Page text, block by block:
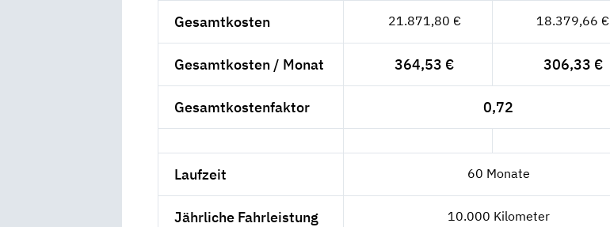
Gesamtkosten 21.871,80 € 18.379,66 €
Gesamtkosten / Monat 364,53 € 306,33 €
Gesamtkostenfaktor 0,72
Laufzeit 60 Monate
Jährliche Fahrleistung 10.000 Kilometer